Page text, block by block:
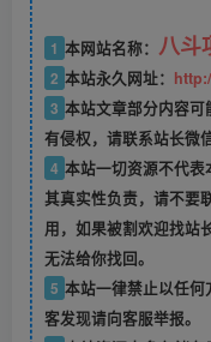
1 本网站名称： 八斗
2 本站永久网址：
3 本站文章部分内容
有侵权，请联系站长微
4 本站一切资源不代
其真实性负责，请不要
用，如果被割欢迎找站
无法给你找回。
5 本站一律禁止以任
客发现请向客服举报。